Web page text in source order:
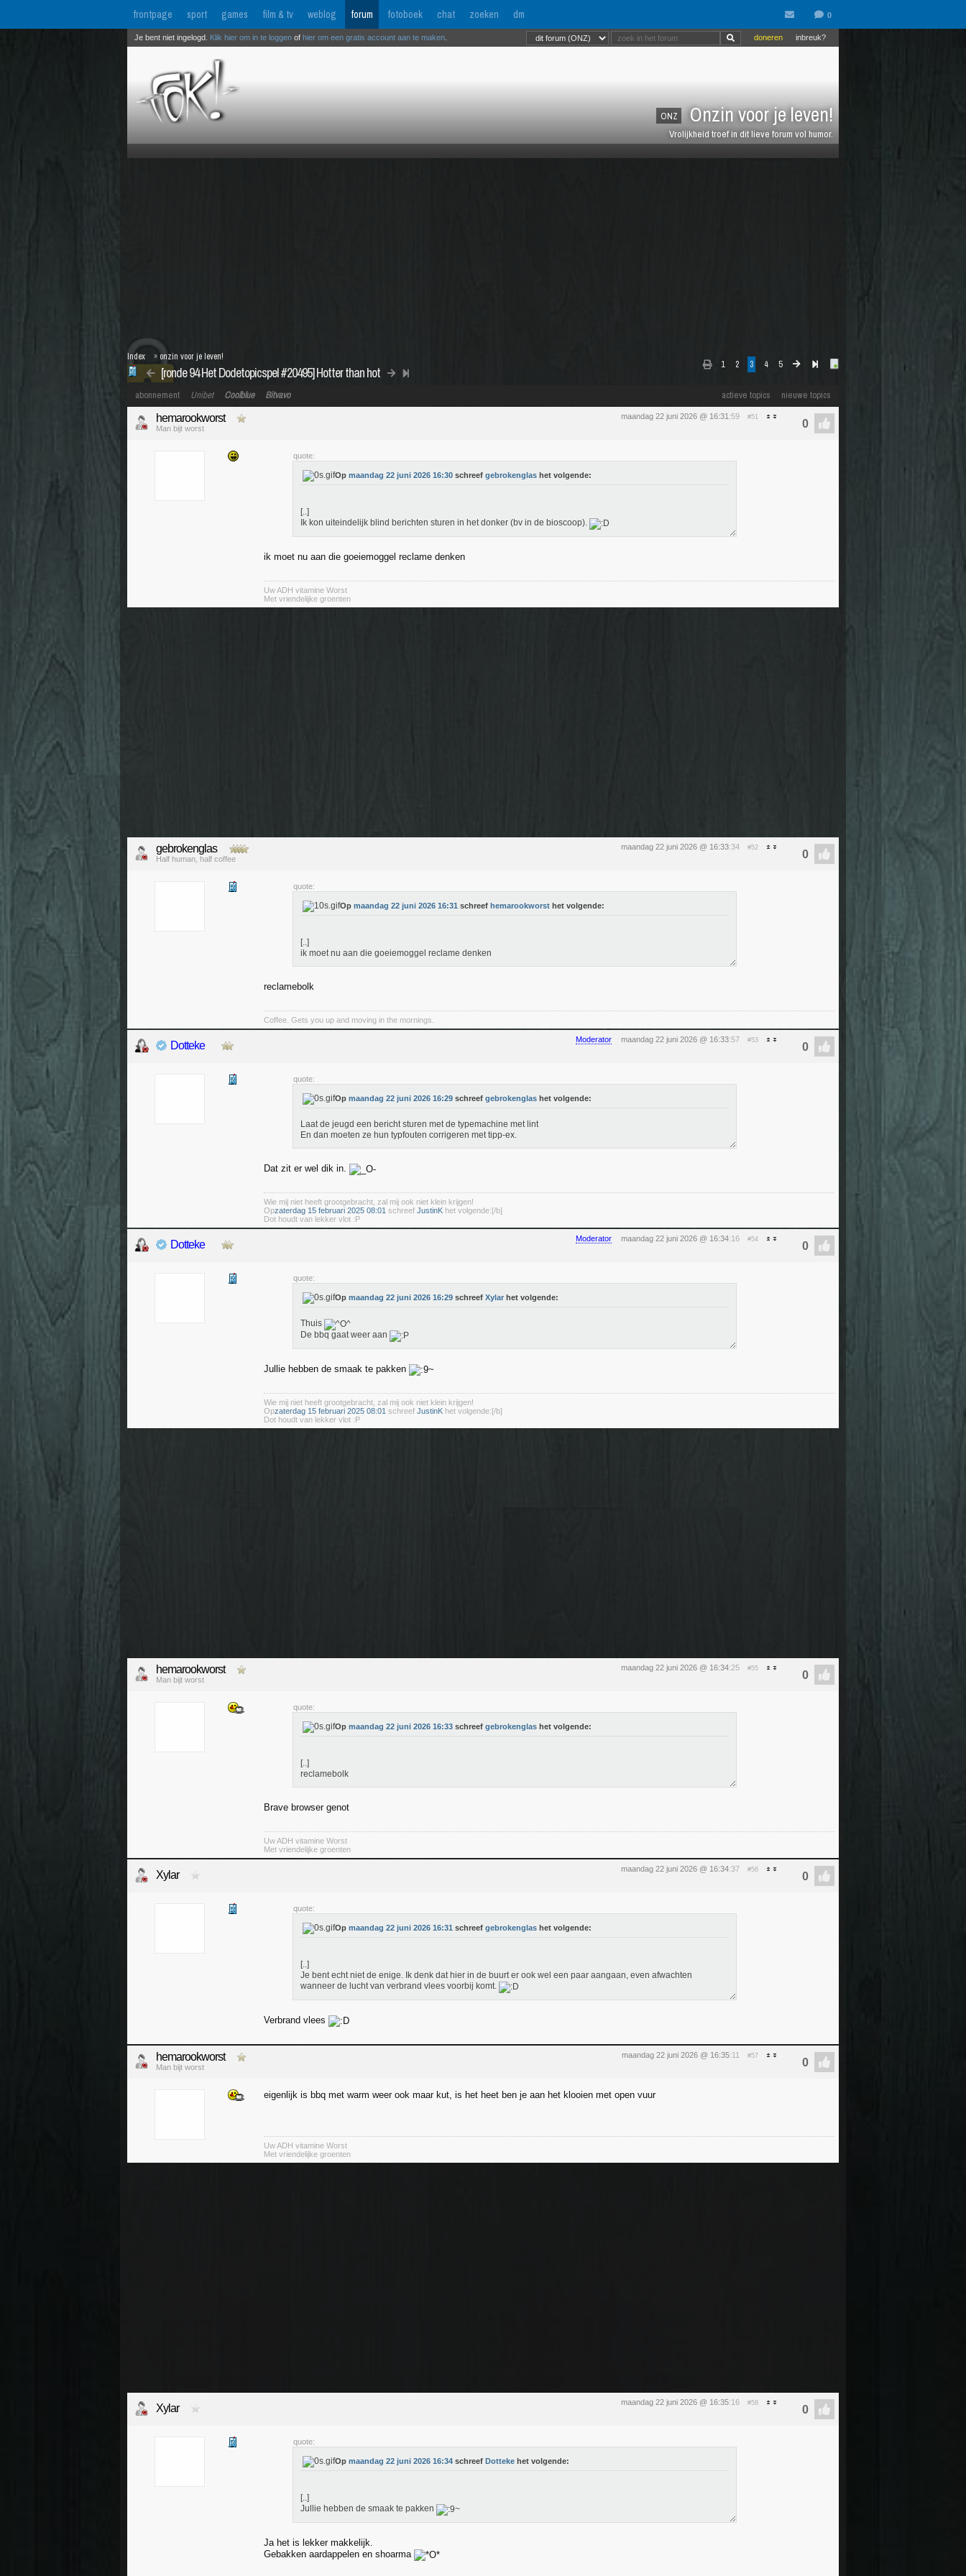
frontpage sport games film & tv weblog forum fotoboek chat zoeken dm
ONZ Onzin voor je leven!
Vrolijkheid troef in dit lieve forum vol humor.
inbreuk?
doneren
Je bent niet ingelogd. Klik hier om in te loggen of hier om een gratis account aan te maken
1 2 3 4 5
[ronde 94 Het Dodetopicspel #20495] Hotter than hot
Index » onzin voor je leven!
actieve topics nieuwe topics
abonnement Unibet Coolblue Bitvavo
maandag 22 juni 2026 @ 16:31 :59 #51
hemarookworst
Man bijt worst
quote:
Op maandag 22 juni 2026 16:30 schreef gebrokenglas het volgende:
[..]
Ik kon uiteindelijk blind berichten sturen in het donker (bv in de bioscoop).
ik moet nu aan die goeiemoggel reclame denken
Uw ADH vitamine Worst
Met vriendelijke groenten
maandag 22 juni 2026 @ 16:33:34 #52
gebrokenglas
Half human, half coffee
quote:
Op maandag 22 juni 2026 16:31 schreef hemarookworst het volgende:
[..]
ik moet nu aan die goeiemoggel reclame denken
reclamebolk
Coffee. Gets you up and moving in the mornings.
Moderator maandag 22 juni 2026 @ 16:33:57 #53
Dotteke
quote:
Op maandag 22 juni 2026 16:29 schreef gebrokenglas het volgende:
Laat de jeugd een bericht sturen met de typemachine met lint
En dan moeten ze hun typfouten corrigeren met tipp-ex.
Dat zit er wel dik in.
Wie mij niet heeft grootgebracht, zal mij ook niet klein krijgen!
Opzaterdag 15 februari 2025 08:01 schreef JustinK het volgende:[/b]
Dot houdt van lekker vlot :P
Moderator maandag 22 juni 2026 @ 16:34:16 #54
Dotteke
quote:
Op maandag 22 juni 2026 16:29 schreef Xylar het volgende:
Thuis
De bbq gaat weer aan
Jullie hebben de smaak te pakken
Wie mij niet heeft grootgebracht, zal mij ook niet klein krijgen!
Opzaterdag 15 februari 2025 08:01 schreef JustinK het volgende:[/b]
Dot houdt van lekker vlot :P
maandag 22 juni 2026 @ 16:34:25 #55
hemarookworst
Man bijt worst
quote:
Op maandag 22 juni 2026 16:33 schreef gebrokenglas het volgende:
[..]
reclamebolk
Brave browser genot
Uw ADH vitamine Worst
Met vriendelijke groenten
maandag 22 juni 2026 @ 16:34:37 #56
Xylar
quote:
Op maandag 22 juni 2026 16:31 schreef gebrokenglas het volgende:
[..]
Je bent echt niet de enige. Ik denk dat hier in de buurt er ook wel een paar aangaan, even afwachten
wanneer de lucht van verbrand vlees voorbij komt.
Verbrand vlees
maandag 22 juni 2026 @ 16:35:11 #57
hemarookworst
Man bijt worst
eigenlijk is bbq met warm weer ook maar kut, is het heet ben je aan het klooien met open vuur
Uw ADH vitamine Worst
Met vriendelijke groenten
maandag 22 juni 2026 @ 16:35:16 #58
Xylar
quote:
Op maandag 22 juni 2026 16:34 schreef Dotteke het volgende:
[..]
Jullie hebben de smaak te pakken
Ja het is lekker makkelijk.
Gebakken aardappelen en shoarma